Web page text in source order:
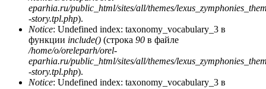
eparhia.ru/public_html/sites/all/themes/
-story.tpl.php).
Notice: Undefined index: taxonomy_vocabulary_3 в
функции include() (строка 90 в файле
/home/o/oreleparh/orel-
eparhia.ru/public_html/sites/all/themes/
-story.tpl.php).
Notice: Undefined index: taxonomy_vocabulary_3 в